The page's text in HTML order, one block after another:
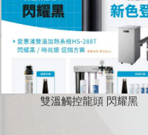
雙溫觸控龍頭 閃耀黑